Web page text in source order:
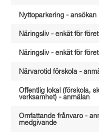
Nyttoparkering - ansökan
Näringsliv - enkät för
Näringsliv - enkät för
Närvarotid förskola -
Offentlig lokal (förskola,
verksamhet) - anmälan
Omfattande frånvaro -
medgivande